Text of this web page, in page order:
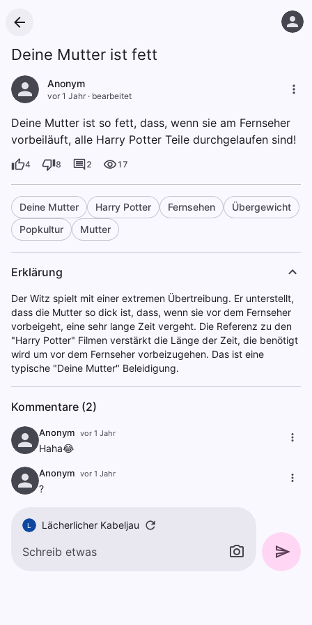
Deine Mutter ist fett
Anonym
vor 1 Jahr · bearbeitet
Deine Mutter ist so fett, dass, wenn sie am Fernseher
vorbeiläuft, alle Harry Potter Teile durchgelaufen sind!
4 8 2 17
Deine Mutter Harry Potter Fernsehen
Übergewicht
Popkultur
Mutter
Erklärung
Der Witz spielt mit einer extremen Übertreibung. Er unterstellt,
dass die Mutter so dick ist, dass, wenn sie vor dem Fernseher
vorbeigeht, eine sehr lange Zeit vergeht. Die Referenz zu den
"Harry Potter" Filmen verstärkt die Länge der Zeit, die benötigt
wird um vor dem Fernseher vorbeizugehen. Das ist eine
typische "Deine Mutter" Beleidigung.
Kommentare (2)
Anonym vor 1 Jahr
Haha😂
Anonym vor 1 Jahr
?
L Lächerlicher Kabeljau